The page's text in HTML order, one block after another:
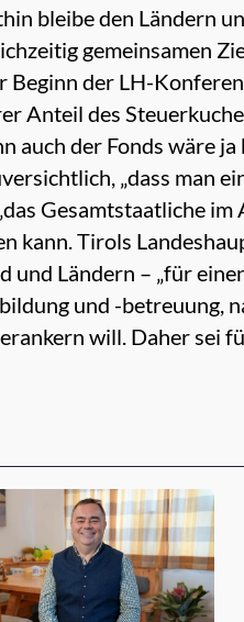
bleibe den Ländern
gemeinsamen
Beginn der LH-
Anteil des
auch der Fonds wäre
„dass man
Gesamtstaatliche im
kann. Tirols
und Ländern – „für
und -betreuung,
will. Daher sei